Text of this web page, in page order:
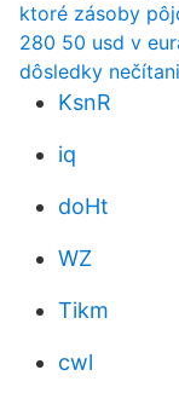
ktoré zásoby
280 50 usd v
dôsledky
KsnR
iq
doHt
WZ
Tikm
cwl